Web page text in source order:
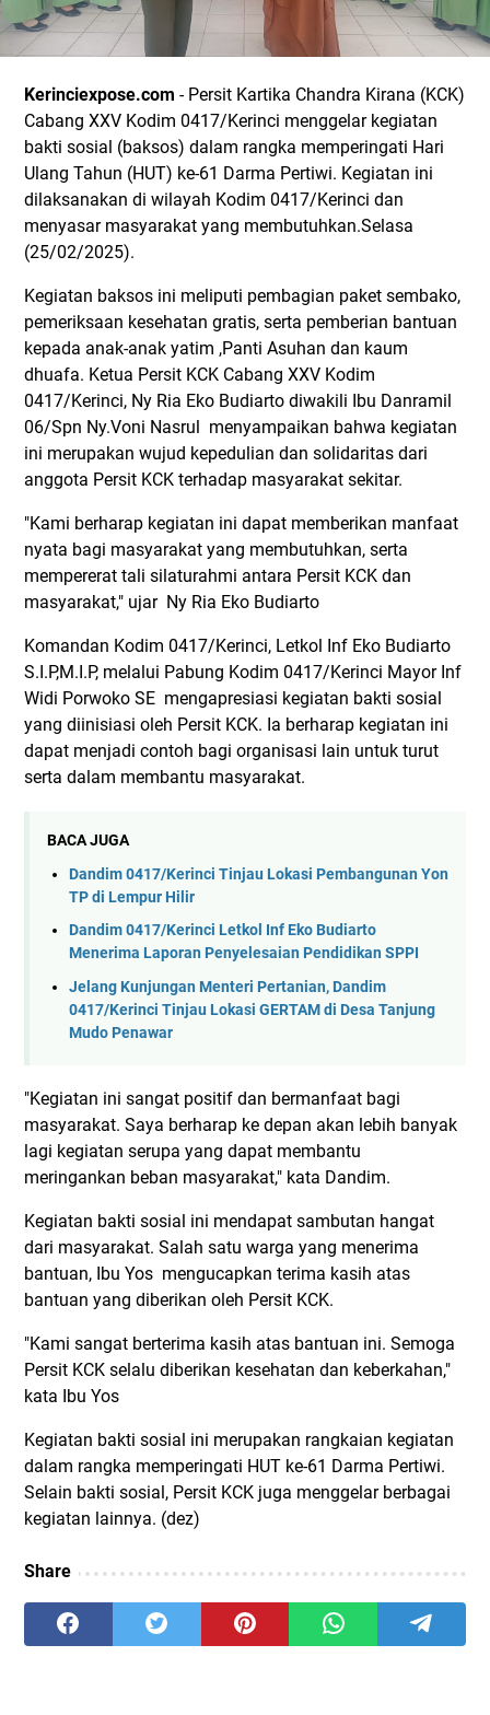
Kerinciexpose.com - Persit Kartika Chandra Kirana (KCK)
Cabang XXV Kodim 0417/Kerinci menggelar kegiatan
bakti sosial (baksos) dalam rangka memperingati Hari
Ulang Tahun (HUT) ke-61 Darma Pertiwi. Kegiatan ini
dilaksanakan di wilayah Kodim 0417/Kerinci dan
menyasar masyarakat yang membutuhkan.Selasa
(25/02/2025).
Kegiatan baksos ini meliputi pembagian paket sembako,
pemeriksaan kesehatan gratis, serta pemberian bantuan
kepada anak-anak yatim ,Panti Asuhan dan kaum
dhuafa. Ketua Persit KCK Cabang XXV Kodim
0417/Kerinci, Ny Ria Eko Budiarto diwakili Ibu Danramil
06/Spn Ny.Voni Nasrul menyampaikan bahwa kegiatan
ini merupakan wujud kepedulian dan solidaritas dari
anggota Persit KCK terhadap masyarakat sekitar.
"Kami berharap kegiatan ini dapat memberikan manfaat
nyata bagi masyarakat yang membutuhkan, serta
mempererat tali silaturahmi antara Persit KCK dan
masyarakat," ujar Ny Ria Eko Budiarto
Komandan Kodim 0417/Kerinci, Letkol Inf Eko Budiarto
S.I.P,M.I.P, melalui Pabung Kodim 0417/Kerinci Mayor Inf
Widi Porwoko SE mengapresiasi kegiatan bakti sosial
yang diinisiasi oleh Persit KCK. Ia berharap kegiatan ini
dapat menjadi contoh bagi organisasi lain untuk turut
serta dalam membantu masyarakat.
BACA JUGA
Dandim 0417/Kerinci Tinjau Lokasi Pembangunan Yon
TP di Lempur Hilir
Dandim 0417/Kerinci Letkol Inf Eko Budiarto
Menerima Laporan Penyelesaian Pendidikan SPPI
Jelang Kunjungan Menteri Pertanian, Dandim
0417/Kerinci Tinjau Lokasi GERTAM di Desa Tanjung
Mudo Penawar
"Kegiatan ini sangat positif dan bermanfaat bagi
masyarakat. Saya berharap ke depan akan lebih banyak
lagi kegiatan serupa yang dapat membantu
meringankan beban masyarakat," kata Dandim.
Kegiatan bakti sosial ini mendapat sambutan hangat
dari masyarakat. Salah satu warga yang menerima
bantuan, Ibu Yos mengucapkan terima kasih atas
bantuan yang diberikan oleh Persit KCK.
"Kami sangat berterima kasih atas bantuan ini. Semoga
Persit KCK selalu diberikan kesehatan dan keberkahan,"
kata Ibu Yos
Kegiatan bakti sosial ini merupakan rangkaian kegiatan
dalam rangka memperingati HUT ke-61 Darma Pertiwi.
Selain bakti sosial, Persit KCK juga menggelar berbagai
kegiatan lainnya. (dez)
Share